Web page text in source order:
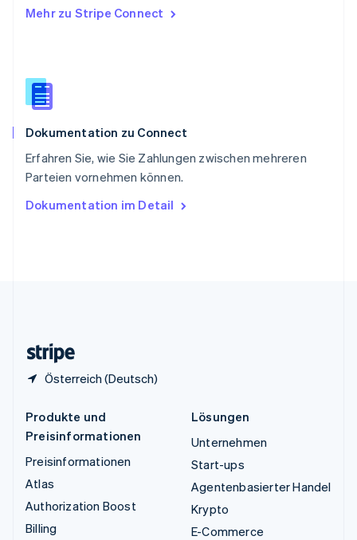
Mehr zu Stripe Connect
Dokumentation zu Connect
Erfahren Sie, wie Sie Zahlungen zwischen mehreren
Parteien vornehmen können.
Dokumentation im Detail
Österreich (Deutsch)
Slowenien
English
Spanien
Thailand
Tschechische Republik
English
English
Produkte und
Preisinformationen
Preisinformationen
Atlas
Authorization Boost
Billing
Lösungen
Unternehmen
Start-ups
Agentenbasierter Handel
Krypto
E-Commerce